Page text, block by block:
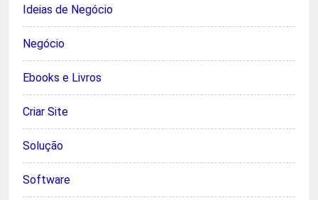
Ideias de Negócio
Negócio
Ebooks e Livros
Criar Site
Solução
Software